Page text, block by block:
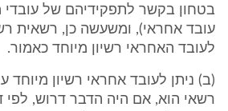
בטחון בקשר לתפקידיהם של
עובד אחראי), ומשעשה כן, רשאית
לעובד האחראי רשיון מיוחד כאמור.
(ב) ניתן לעובד אחראי רשיון מיוחד
רשאי הוא, אם היה הדבר דרוש, לפי